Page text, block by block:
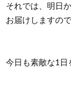
それでは、明日
お届けしますの
今日も素敵な1